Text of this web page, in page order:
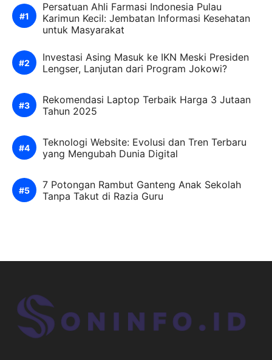
Persatuan Ahli Farmasi Indonesia Pulau
Karimun Kecil: Jembatan Informasi Kesehatan
untuk Masyarakat
Investasi Asing Masuk ke IKN Meski Presiden
Lengser, Lanjutan dari Program Jokowi?
Rekomendasi Laptop Terbaik Harga 3 Jutaan
Tahun 2025
Teknologi Website: Evolusi dan Tren Terbaru
yang Mengubah Dunia Digital
7 Potongan Rambut Ganteng Anak Sekolah
Tanpa Takut di Razia Guru